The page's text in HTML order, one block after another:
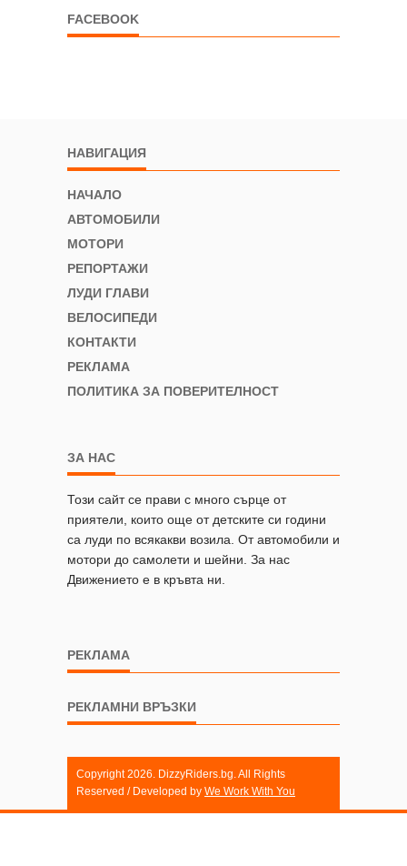
FACEBOOK
НАВИГАЦИЯ
НАЧАЛО
АВТОМОБИЛИ
МОТОРИ
РЕПОРТАЖИ
ЛУДИ ГЛАВИ
ВЕЛОСИПЕДИ
КОНТАКТИ
РЕКЛАМА
ПОЛИТИКА ЗА ПОВЕРИТЕЛНОСТ
ЗА НАС
Този сайт се прави с много сърце от
приятели, които още от детските си години
са луди по всякакви возила. От автомобили и
мотори до самолети и шейни. За нас
Движението е в кръвта ни.
РЕКЛАМА
РЕКЛАМНИ ВРЪЗКИ
Copyright 2026. DizzyRiders.bg. All Rights
Reserved / Developed by We Work With You